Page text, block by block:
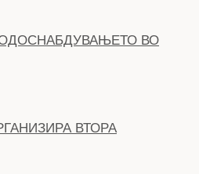
ВО
ВТОРА